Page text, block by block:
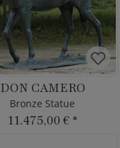
DON CAMERO
Bronze Statue
11.475,00 € *